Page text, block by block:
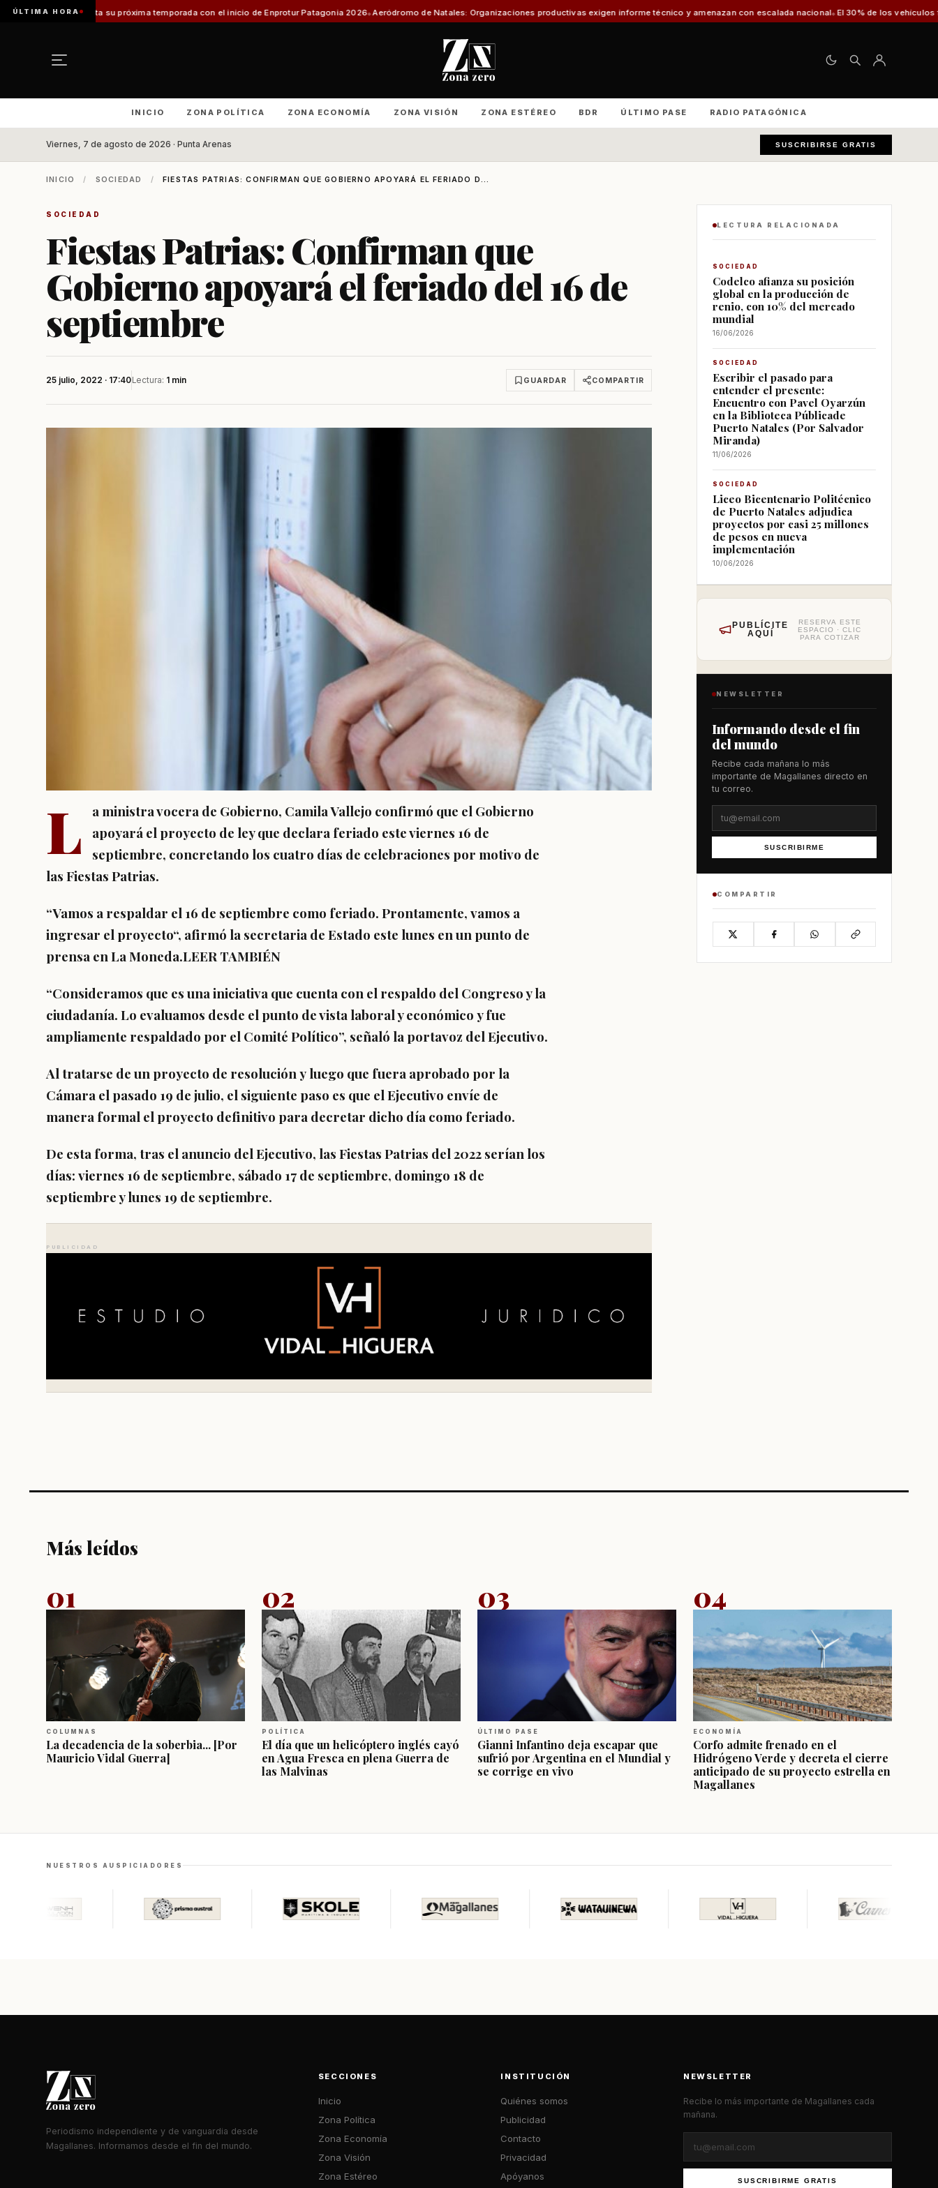
ÚLTIMA HORA
su próxima temporada con el inicio de Enprotur Patagonia 2026 Aeródromo de Natales: Organizaciones productivas exigen informe técnico y amenazan con escalada nacional El 30% de los vehículos fiscalizados en
INICIO ZONA POLÍTICA ZONA ECONOMÍA ZONA VISIÓN ZONA ESTÉREO BDR ÚLTIMO PASE RADIO PATAGÓNICA
Viernes, 7 de agosto de 2026 · Punta Arenas SUSCRIBIRSE GRATIS
INICIO / SOCIEDAD / FIESTAS PATRIAS: CONFIRMAN QUE GOBIERNO APOYARÁ EL FERIADO D...
SOCIEDAD
Fiestas Patrias: Confirman que
Gobierno apoyará el feriado del 16 de
septiembre
25 julio, 2022 · 17:40Lectura: 1 min GUARDAR COMPARTIR
L
a ministra vocera de Gobierno, Camila Vallejo confirmó que el Gobierno
apoyará el proyecto de ley que declara feriado este viernes 16 de
septiembre, concretando los cuatro días de celebraciones por motivo de
las Fiestas Patrias.
“Vamos a respaldar el 16 de septiembre como feriado. Prontamente, vamos a
ingresar el proyecto“, afirmó la secretaria de Estado este lunes en un punto de
prensa en La Moneda.LEER TAMBIÉN
“Consideramos que es una iniciativa que cuenta con el respaldo del Congreso y la
ciudadanía. Lo evaluamos desde el punto de vista laboral y económico y fue
ampliamente respaldado por el Comité Político”, señaló la portavoz del Ejecutivo.
Al tratarse de un proyecto de resolucióny luego que fuera aprobado por la
Cámara el pasado 19 de julio, el siguiente paso es que el Ejecutivo envíe de
manera formal el proyecto definitivo para decretar dicho día como feriado.
De esta forma, tras el anuncio del Ejecutivo, las Fiestas Patrias del 2022 serían los
días: viernes 16 de septiembre, sábado 17 de septiembre, domingo 18 de
septiembre y lunes 19 de septiembre.
PUBLICIDAD
LECTURA RELACIONADA
SOCIEDAD
Codelco afianza su posición
global en la producción de
renio, con 10% del mercado
mundial
16/06/2026
SOCIEDAD
Escribir el pasado para
entender el presente:
Encuentro con Pavel Oyarzún
en la Biblioteca Públicade
Puerto Natales (Por Salvador
Miranda)
11/06/2026
SOCIEDAD
Liceo Bicentenario Politécnico
de Puerto Natales adjudica
proyectos por casi 25 millones
de pesos en nueva
implementación
10/06/2026
PUBLÍCITE
AQUÍ
RESERVA ESTE
ESPACIO · CLIC
PARA COTIZAR
NEWSLETTER
Informando desde el fin
del mundo
Recibe cada mañana lo más
importante de Magallanes directo en
tu correo.
SUSCRIBIRME
COMPARTIR
Más leídos
01
COLUMNAS
La decadencia de la soberbia... [Por
Mauricio Vidal Guerra]
02
POLÍTICA
El día que un helicóptero inglés cayó
en Agua Fresca en plena Guerra de
las Malvinas
03
ÚLTIMO PASE
Gianni Infantino deja escapar que
sufrió por Argentina en el Mundial y
se corrige en vivo
04
ECONOMÍA
Corfo admite frenado en el
Hidrógeno Verde y decreta el cierre
anticipado de su proyecto estrella en
Magallanes
NUESTROS AUSPICIADORES
Periodismo independiente y de vanguardia desde
Magallanes. Informamos desde el fin del mundo.
SECCIONES
Inicio
Zona Política
Zona Economía
Zona Visión
Zona Estéreo
INSTITUCIÓN
Quiénes somos
Publicidad
Contacto
Privacidad
Apóyanos
NEWSLETTER
Recibe lo más importante de Magallanes cada
mañana.
SUSCRIBIRME GRATIS